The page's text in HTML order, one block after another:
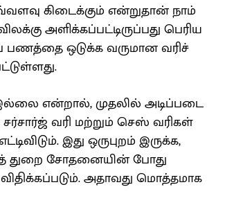
கிடைக்கும் என்றுதான் நாம்
அளிக்கப்பட்டிருப்பது பெரிய
பணத்தை ஒடுக்க வருமான வரிச்
என்றால், முதலில் அடிப்படை
வரி மற்றும் செஸ் வரிகள்
இது ஒருபுறம் இருக்க,
துறை சோதனையின் போது
அதாவது மொத்தமாக